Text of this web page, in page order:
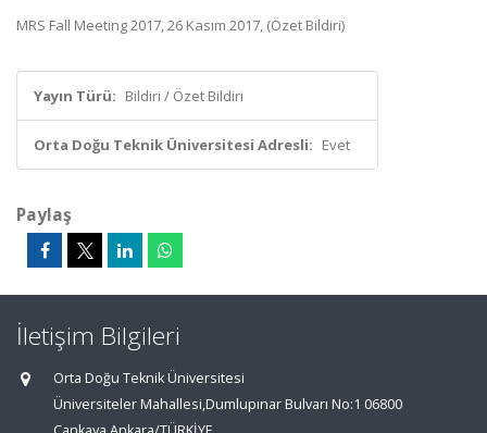
MRS Fall Meeting 2017, 26 Kasım 2017, (Özet Bildiri)
Yayın Türü: Bildiri / Özet Bildiri
Orta Doğu Teknik Üniversitesi Adresli: Evet
Paylaş
İletişim Bilgileri
Orta Doğu Teknik Üniversitesi
Üniversiteler Mahallesi,Dumlupınar Bulvarı No:1 06800